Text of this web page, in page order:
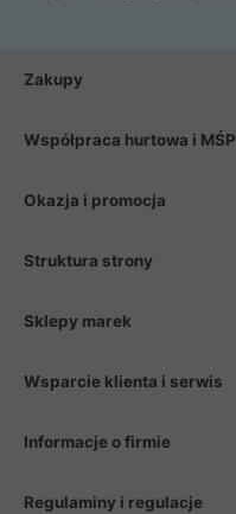
Zakupy
Współpraca hurtowa i MŚP
Okazja i promocja
Struktura strony
Sklepy marek
Wsparcie klienta i serwis
Informacje o firmie
Regulaminy i regulacje